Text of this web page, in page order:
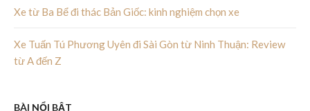
Xe từ Ba Bể đi thác Bản Giốc: kinh nghiệm chọn xe
Xe Tuấn Tú Phương Uyên đi Sài Gòn từ Ninh Thuận: Review
từ A đến Z
BÀI NỔI BẬT